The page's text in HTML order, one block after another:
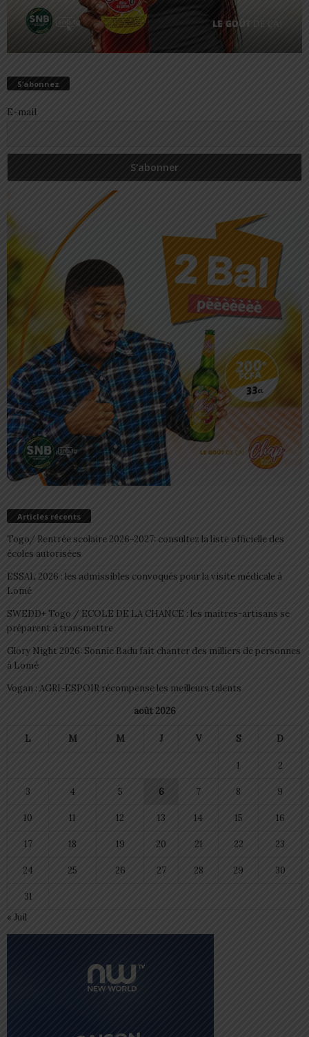
S’abonnez
E-mail
Articles récents
Togo/ Rentrée scolaire 2026-2027: consultez la liste officielle des
écoles autorisées
ESSAL 2026 : les admissibles convoqués pour la visite médicale à
Lomé
SWEDD+ Togo / ECOLE DE LA CHANCE : les maitres-artisans se
préparent à transmettre
Glory Night 2026: Sonnie Badu fait chanter des milliers de personnes
à Lomé
Vogan : AGRI-ESPOIR récompense les meilleurs talents
août 2026
L M M J V S D
1 2
3 4 5 6 7 8 9
10 11 12 13 14 15 16
17 18 19 20 21 22 23
24 25 26 27 28 29 30
31
« Juil